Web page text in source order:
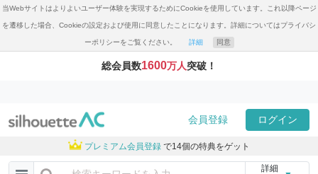
当Webサイトはよりよいユーザー体験を実現するためにCookieを使用しています。これ以降ページ
を遷移した場合、Cookieの設定および使用に同意したことになります。詳細についてはプライバシ
ーポリシーをご覧ください。 詳細 同意
総会員数1600万人突破！
会員登録 ログイン
プレミアム会員登録 で14個の特典をゲット
詳細